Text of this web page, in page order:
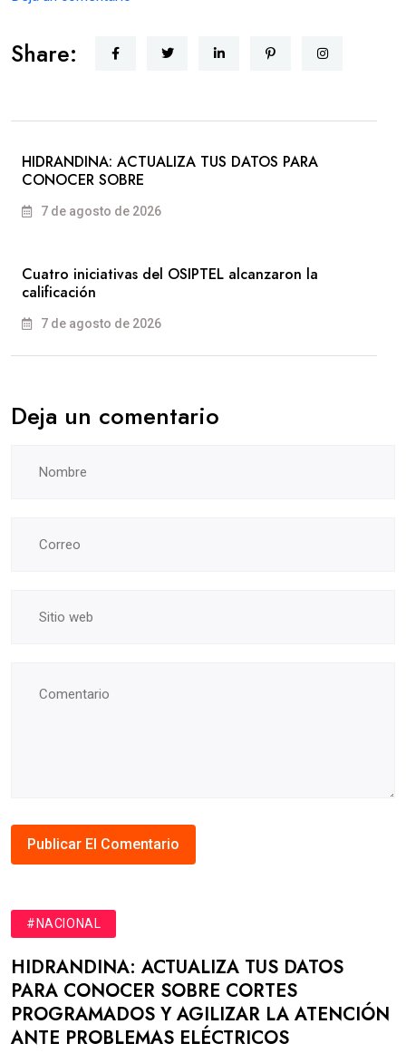
Share:
HIDRANDINA: ACTUALIZA TUS DATOS PARA
CONOCER SOBRE
7 de agosto de 2026
Cuatro iniciativas del OSIPTEL alcanzaron la
calificación
7 de agosto de 2026
Deja un comentario
#NACIONAL
HIDRANDINA: ACTUALIZA TUS DATOS
PARA CONOCER SOBRE CORTES
PROGRAMADOS Y AGILIZAR LA ATENCIÓN
ANTE PROBLEMAS ELÉCTRICOS